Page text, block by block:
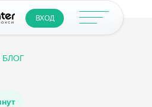
ВХОД
БЛОГ